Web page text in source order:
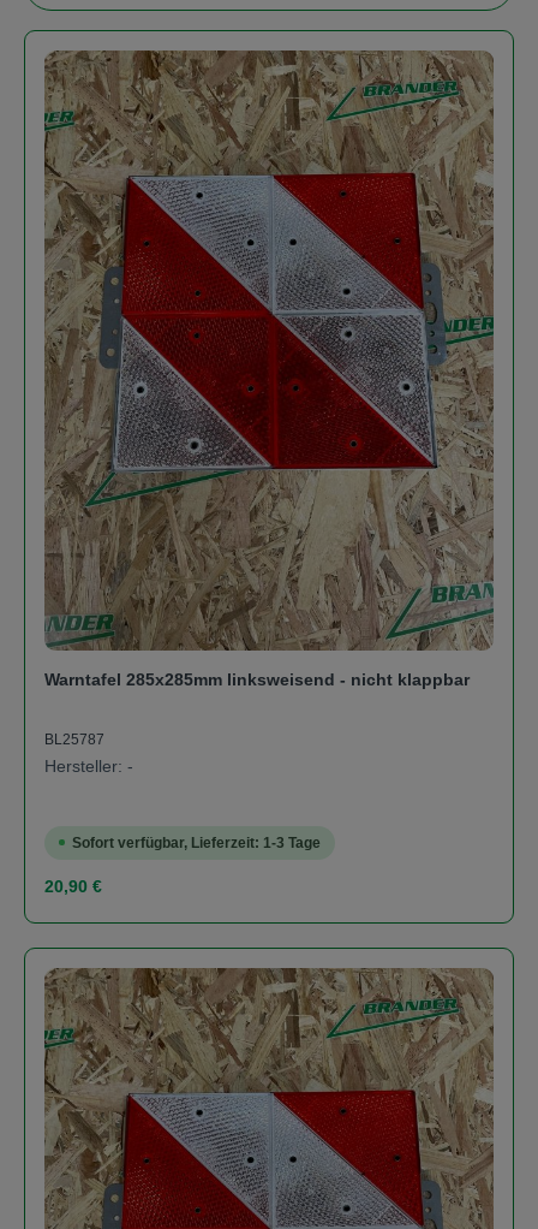
Warntafel 285x285mm linksweisend - nicht klappbar
BL25787
Hersteller: -
Sofort verfügbar, Lieferzeit: 1-3 Tage
Regulärer Preis:
20,90 €